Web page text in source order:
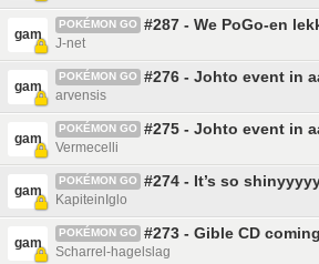
gam
POKÉMON GO #287 - We PoGo-en
J-net
gam
POKÉMON GO #276 - Johto event in
arvensis
gam
POKÉMON GO #275 - Johto event in
Vermecelli
gam
POKÉMON GO #274 - It’s so
KapiteinIglo
gam
POKÉMON GO #273 - Gible CD
Scharrel-hagelslag